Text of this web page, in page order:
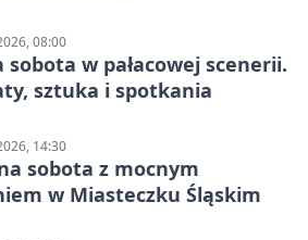
08:00
sobota w pałacowej scenerii.
sztuka i spotkania
14:30
sobota z mocnym
w Miasteczku Śląskim